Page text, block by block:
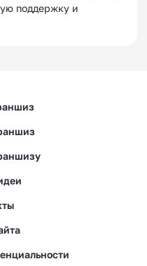
поддержку и